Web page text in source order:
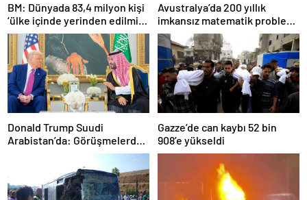
BM: Dünyada 83,4 milyon kişi
‘ülke içinde yerinden edilmiş’
olarak yaşıyor
Avustralya’da 200 yıllık
imkansız matematik problemi
çözüldü
Donald Trump Suudi
Arabistan’da: Görüşmelerde
Gazze’de can kaybı 52 bin
908’e yükseldi